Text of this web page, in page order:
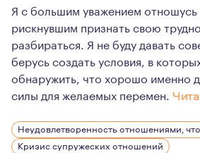
Я с большим уважением
рискнувшим признать свою
разбираться. Я не буду давать
берусь создать условия, в
обнаружить, что хорошо именно
силы для желаемых перемен.
Работа - часть моей жизни.
Кроме неё у меня есть семья: я
Неудовлетворенность отношениями,
Кризис супружеских отношений